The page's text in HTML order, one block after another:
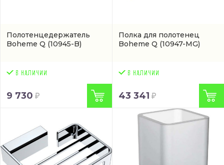
Полотенцедержатель
Boheme Q (10945-B)
9 730
Полка для полотенец
Boheme Q (10947-MG)
43 341